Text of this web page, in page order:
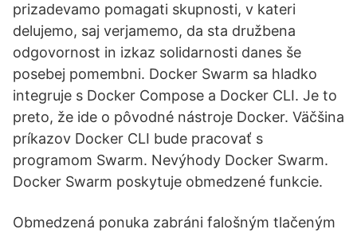
prizadevamo pomagati skupnosti, v kateri
delujemo, saj verjamemo, da sta družbena
odgovornost in izkaz solidarnosti danes še
posebej pomembni. Docker Swarm sa hladko
integruje s Docker Compose a Docker CLI. Je to
preto, že ide o pôvodné nástroje Docker. Väčšina
príkazov Docker CLI bude pracovať s
programom Swarm. Nevýhody Docker Swarm.
Docker Swarm poskytuje obmedzené funkcie.
Obmedzená ponuka zabráni falošným tlačeným